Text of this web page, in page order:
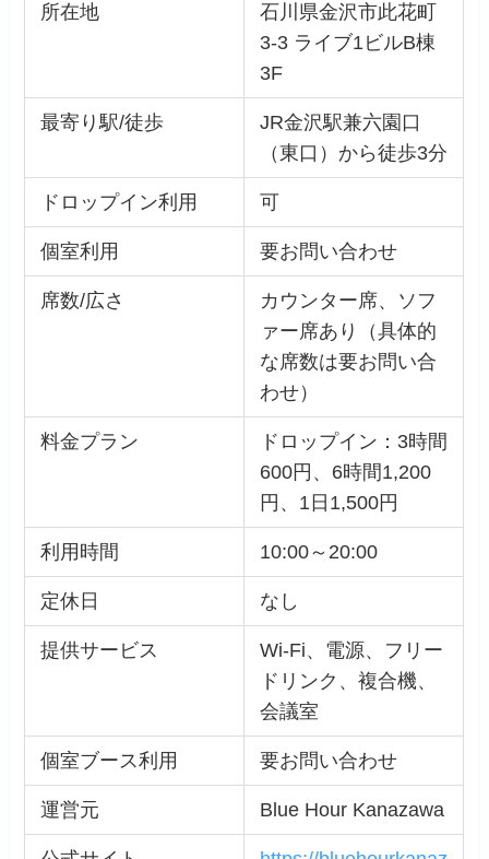
所在地
石川県金沢市此花町
3-3 ライブ1ビルB棟
3F
最寄り駅/徒歩
JR金沢駅兼六園口
（東口）から徒歩3分
ドロップイン利用 可
個室利用 要お問い合わせ
席数/広さ
カウンター席、ソフ
ァー席あり（具体的
な席数は要お問い合
わせ）
料金プラン
ドロップイン：3時間
600円、6時間1,200
円、1日1,500円
利用時間 10:00～20:00
定休日 なし
提供サービス
Wi-Fi、電源、フリー
ドリンク、複合機、
会議室
個室ブース利用 要お問い合わせ
運営元 Blue Hour Kanazawa